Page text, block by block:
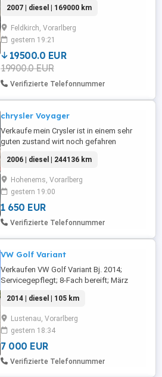
Servicegepflegt Zahnriemen bei
150.000km erneuert Unterboden frisch
entrostet und mit Seilfett konserviert
Anhängerkupplung Anhängelast 2800kg
Allwetterreifen Sitzheizung,
Klimaautomatik, Tempomat, ...
2007 | diesel | 169000 km
Feldkirch, Vorarlberg
gestern 19:21
19500.0 EUR
19900.0 EUR
Verifizierte Telefonnummer
chrysler Voyager
Verkaufe mein Crysler ist in einem sehr
guten zustand wirt noch gefahren
winterreifen +sommer reifen automatik
auto gerne bei fragen melden
2006 | diesel | 244136 km
Hohenems, Vorarlberg
gestern 19:00
1 650 EUR
Verifizierte Telefonnummer
VW Golf Variant
Verkaufen VW Golf Variant Bj. 2014;
Servicegepflegt; 8-Fach bereift; März
2014 | diesel | 105 km
Lustenau, Vorarlberg
gestern 18:34
7 000 EUR
Verifizierte Telefonnummer